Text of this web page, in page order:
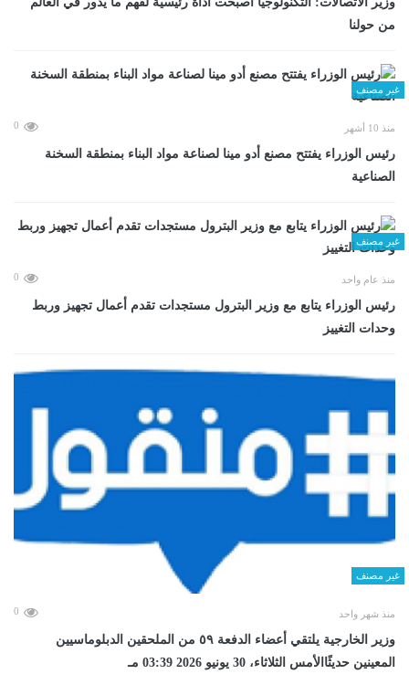
من حولنا
غير مصنف
منذ 10 أشهر 0
رئيس الوزراء يفتتح مصنع أدو مينا لصناعة مواد البناء بمنطقة السخنة
الصناعية
غير مصنف
منذ عام واحد 0
رئيس الوزراء يتابع مع وزير البترول مستجدات تقدم أعمال تجهيز وربط
وحدات التغييز
غير مصنف
منذ شهر واحد 0
وزير الخارجية يلتقي أعضاء الدفعة ٥٩ من الملحقين الدبلوماسيين
المعينين حديثًاالأمس الثلاثاء، 30 يونيو 2026 03:39 مـ